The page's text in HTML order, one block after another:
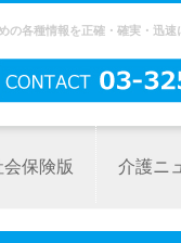
各種情報を正確・確実・迅速
保険版 介護ニ